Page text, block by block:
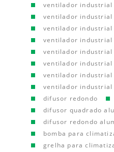
ventilador
ventilador industrial
ventilador industrial
ventilador industrial
ventilador industrial
ventilador industrial
ventilador industrial
ventilador industrial
difusor redondo
difusor quadrado
difusor redondo
bomba para
grelha para